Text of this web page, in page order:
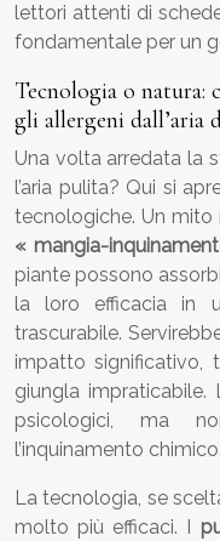
lettori attenti di
fondamentale per un
Tecnologia o natura:
gli allergeni dall’aria
Una volta arredata la
l’aria pulita? Qui si
tecnologiche. Un
« mangia-
piante possono
la loro efficacia in
trascurabile.
impatto significativo,
giungla
psicologici, ma
l’inquinamento chimico.
La tecnologia, se
molto più efficaci. I